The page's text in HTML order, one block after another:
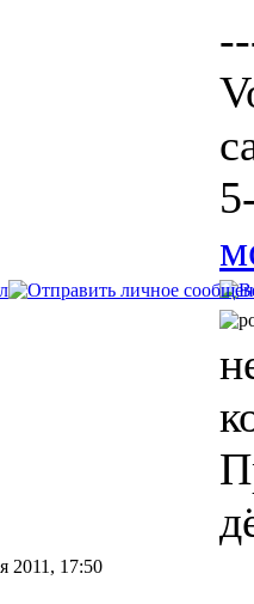
2011, 17:50